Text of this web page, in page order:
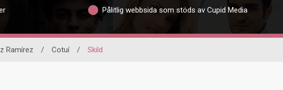
Pålitlig webbsida som stöds av Cupid Media
Ramírez / Cotuí / Skild